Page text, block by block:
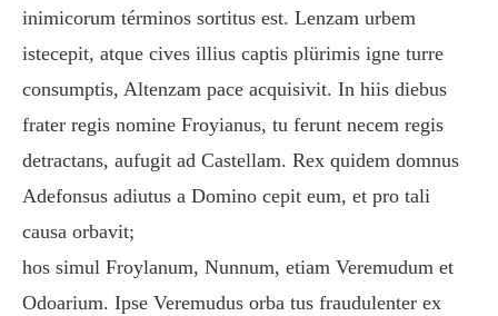
inimicorum términos sortitus est. Lenzam urbem
istecepit, atque cives illius captis plürimis igne turre
consumptis, Altenzam pace acquisivit. In hiis diebus
frater regis nomine Froyianus, tu ferunt necem regis
detractans, aufugit ad Castellam. Rex quidem domnus
Adefonsus adiutus a Domino cepit eum, et pro tali
causa orbavit;
hos simul Froylanum, Nunnum, etiam Veremudum et
Odoarium. Ipse Veremudus orba tus fraudulenter ex